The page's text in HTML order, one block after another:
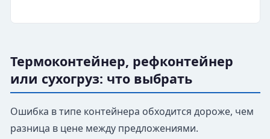
Термоконтейнер, рефконтейнер
или сухогруз: что выбрать
Ошибка в типе контейнера обходится дороже, чем
разница в цене между предложениями.